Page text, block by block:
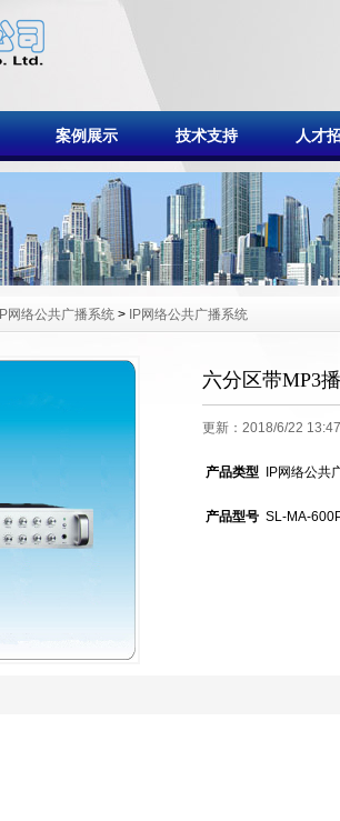
案例展示 技术支持 人才
IP网络公共广播系统 > IP网络公共广播系统
六分区带MP3
更新：2018/6/22
产品类型 IP网络公共
产品型号 SL-MA-